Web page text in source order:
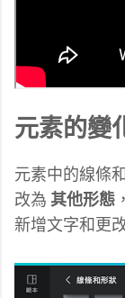
元素的變
元素中的線條
改為 其他形態
新增文字和更